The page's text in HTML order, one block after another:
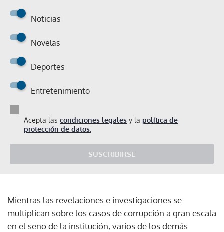
Noticias
Novelas
Deportes
Entretenimiento
Acepta las condiciones legales y la política de
protección de datos.
SUSCRIBIRSE
Mientras las revelaciones e investigaciones se
multiplican sobre los casos de corrupción a gran escala
en el seno de la institución, varios de los demás